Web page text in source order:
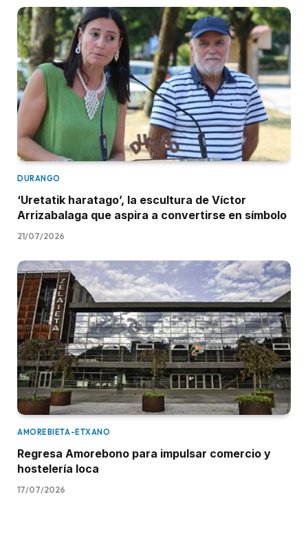
DURANGO
‘Uretatik haratago’, la escultura de Víctor
Arrizabalaga que aspira a convertirse en símbolo
21/07/2026
AMOREBIETA-ETXANO
Regresa Amorebono para impulsar comercio y
hostelería loca
17/07/2026